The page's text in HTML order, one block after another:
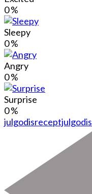
0%
Sleepy
0%
Angry
0%
Surprise
0%
julgodisreceptjulgodis